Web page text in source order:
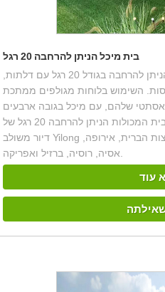
בית מיכל הניתן להרחבה 20 רגל
ניתן להתאים אישית את בית מיכל הניתן להרחבה בגודל 20 רגל עם דלתות,
השימוש בלוחות מגולפים ממתכת
שלהם, עם מיכל בגובה ארבעים
רגל המסוגל לשנע 2 סטים. מפעל בית המכולות הניתן להרחבה 20 רגל של
דיור משולב Yilong מיוצא ליותר מ-50 מדינות כולל ארצות הברית, אירופה,
אסיה, רוסיה, ברזיל ואפריקה.
עוד